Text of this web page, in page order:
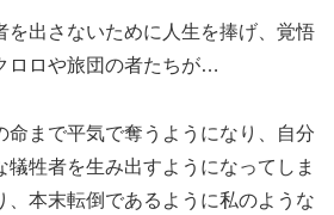
を出さないために人生を捧げ、覚悟
ロロや旅団の者たちが…
命まで平気で奪うようになり、自分
犠牲者を生み出すようになってしま
、本末転倒であるように私のような